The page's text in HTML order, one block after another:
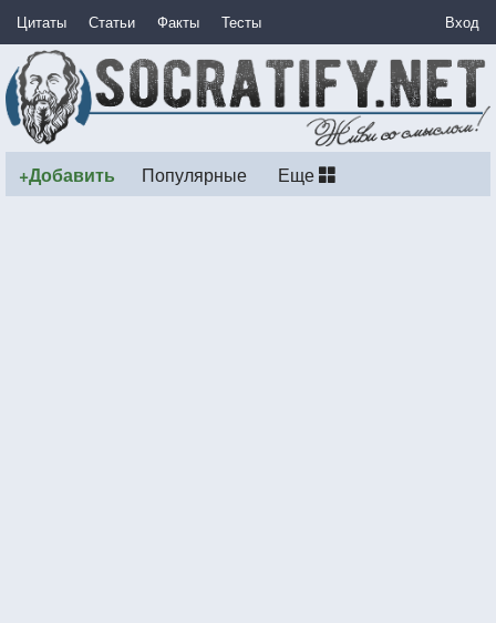
Цитаты Статьи Факты Тесты Вход
+Добавить Популярные Еще